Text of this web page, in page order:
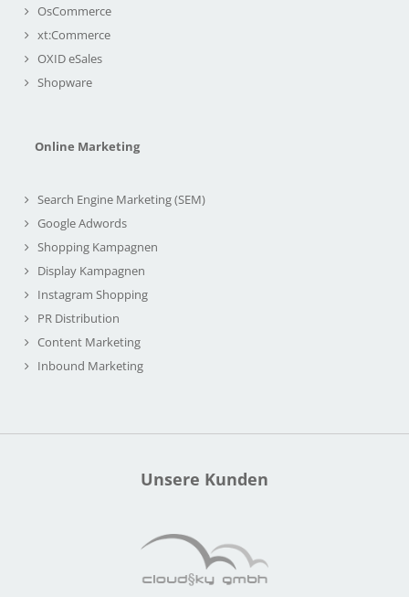
OsCommerce
xt:Commerce
OXID eSales
Shopware
Online Marketing
Search Engine Marketing (SEM)
Google Adwords
Shopping Kampagnen
Display Kampagnen
Instagram Shopping
PR Distribution
Content Marketing
Inbound Marketing
Unsere Kunden